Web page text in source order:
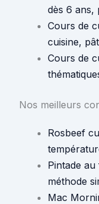
dès 6 ans,
Cours de
cuisine,
Cours de
Nos meilleurs
Rosbeef
Pintade
méthode
Mac